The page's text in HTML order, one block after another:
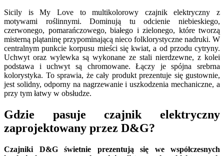
Sicily is My Love to multikolorowy czajnik elektryczny z
motywami roślinnymi. Dominują tu odcienie niebieskiego,
czerwonego, pomarańczowego, białego i zielonego, które tworzą
misterną plątaninę przypominającą nieco folklorystyczne nadruki. W
centralnym punkcie korpusu mieści się kwiat, a od przodu cytryny.
Uchwyt oraz wylewka są wykonane ze stali nierdzewne, z kolei
podstawa i uchwyt są chromowane. Łączy je spójna srebrna
kolorystyka. To sprawia, że cały produkt prezentuje się gustownie,
jest solidny, odporny na nagrzewanie i uszkodzenia mechaniczne, a
przy tym łatwy w obsłudze.
Gdzie pasuje czajnik elektryczny
zaprojektowany przez D&G?
Czajniki D&G świetnie prezentują się we współczesnych